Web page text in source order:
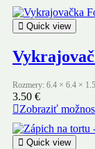
Quick view
Rozmery: 6.4 × 6.4 ×
3.50 €
Zobraziť
Quick view